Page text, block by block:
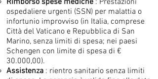
Rimborso spese mediche : Prestazioni
ospedaliere urgenti (SSN) per malattia o
infortunio improvviso (in Italia, comprese
Città del Vaticano e Repubblica di San
Marino, senza limiti di spesa; nei paesi
Schengen con limite di spesa di €
30.000,00).
Assistenza : rientro sanitario senza limiti